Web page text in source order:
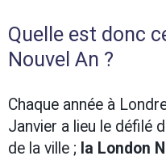
Quelle est donc
Nouvel An ?
Chaque année à
Janvier a lieu le défilé
de la ville ; la London